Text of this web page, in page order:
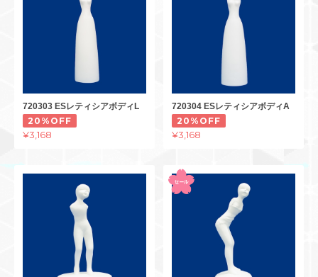
720303 ESレティシアボディL
20%OFF
¥3,168
720304 ESレティシアボディA
20%OFF
¥3,168